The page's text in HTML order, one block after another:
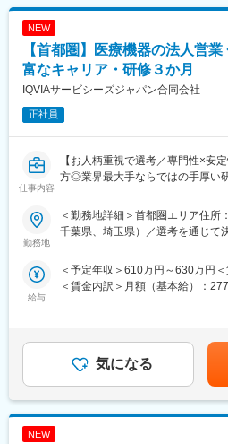
※本ポジションは、「マルチ対応
担当としてではなく、幅広いメー
■入社後のサポート：
・一般的な薬学知識と電話応対ス
・薬学に関する資料の読み方や、
（2）製品研修
りスキルを磨いていきます。
・最初は、先輩社員が一緒に電話
して対応することができます。ま
周りのメンバーが常にサポートし
NEW
【首都圏】医療機器の法人営
富なキャリア・研修３か月
IQVIAサービシーズジャパン合同会社
正社員
仕事内容
【お人柄重視で選考／専門性×安
方◎業界最大手ならではの手厚い
＼そもそも「IQVIA」とは？／
正社員として、クライアントであ
って営業活動を行っていただきま
IQVIAにご入社後、新人研修を経
で実施される医療機器営業のプロ
ます。
医療機器の営業担当者として、ク
カーの名刺を携えて基幹病院など
勤務地
＜勤務地詳細＞首都圏エリア住所
千葉県、埼玉県）／選考を通じて
変更の範囲：会社の定める事業所
給与
＜予定年収＞610万円～630万円
＜賃金内訳＞月額（基本給）：
手当支給する。【補足】プロジェ
日当（1日1,500円／外勤3.5時間
月・3月）※平均実績6ヶ月分■イン
金はあくまでも目安の金額であり
があります。月給(月額)は固定手
気になる
NEW